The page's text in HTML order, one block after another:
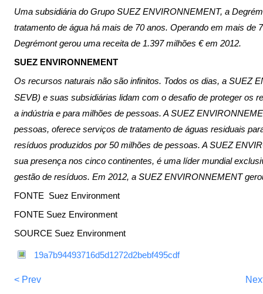
Uma subsidiária do Grupo SUEZ ENVIRONNEMENT, a
tratamento de água há mais de 70 anos. Operando em mais de
Degrémont gerou uma receita de 1.397 milhões € em 2012.
SUEZ ENVIRONNEMENT
Os recursos naturais não são infinitos. Todos os dias, a SUEZ
SEVB) e suas subsidiárias lidam com o desafio de proteger os
a indústria e para milhões de pessoas. A SUEZ
pessoas, oferece serviços de tratamento de águas residuais
resíduos produzidos por 50 milhões de pessoas. A SUEZ
sua presença nos cinco continentes, é uma líder mundial
gestão de resíduos. Em 2012, a SUEZ ENVIRONNEMENT
FONTE Suez Environment
FONTE Suez Environment
SOURCE Suez Environment
19a7b94493716d5d1272d2bebf495cdf
< Prev